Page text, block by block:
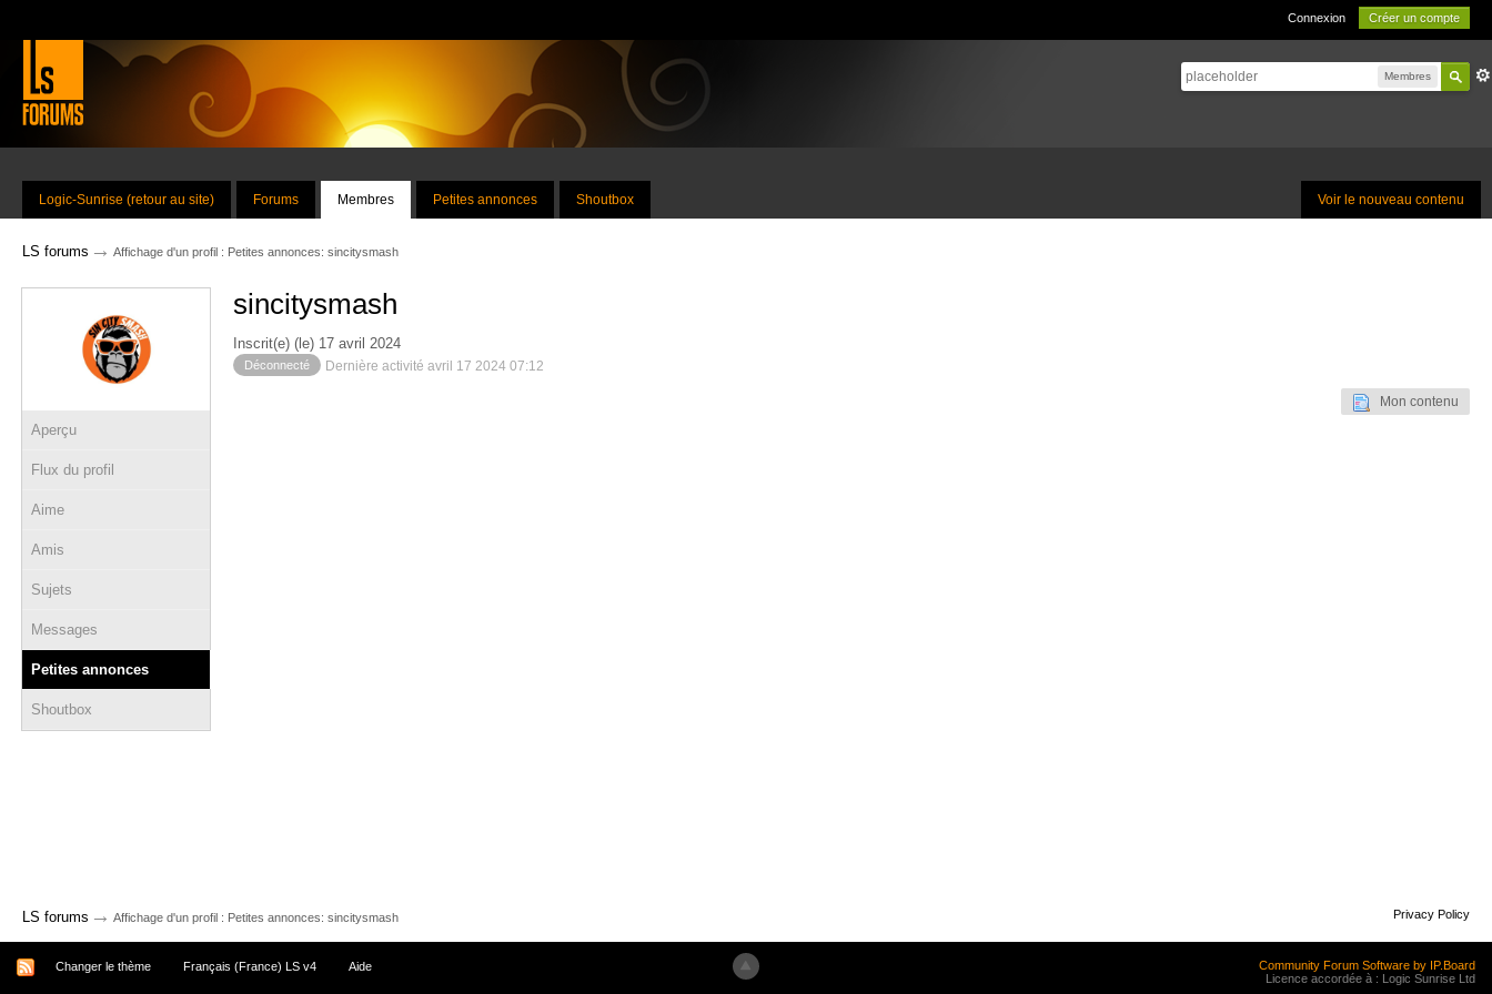
Connexion Créer un compte
Membres
Voir le nouveau contenu
Logic-Sunrise (retour au site) Forums Membres Petites annonces Shoutbox
LS forums → Affichage d'un profil : Petites annonces: sincitysmash
Aperçu
Flux du profil
Aime
Amis
Sujets
Messages
Petites annonces
Shoutbox
sincitysmash
Inscrit(e) (le) 17 avril 2024
Déconnecté Dernière activité avril 17 2024 07:12
Mon contenu
LS forums → Affichage d'un profil : Petites annonces: sincitysmash Privacy Policy
Changer le thème Français (France) LS v4 Aide
Community Forum Software by IP.Board
Licence accordée à : Logic Sunrise Ltd